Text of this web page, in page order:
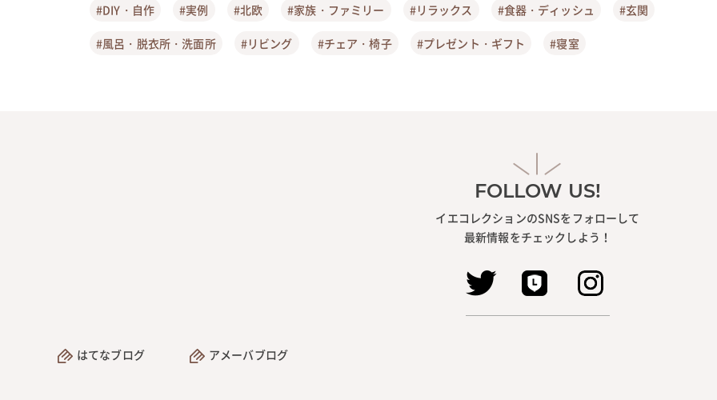
#DIY・自作 #実例 #北欧 #家族・ファミリー #リラックス #食器・ディッシュ #玄関
#風呂・脱衣所・洗面所 #リビング #チェア・椅子 #プレゼント・ギフト #寝室
FOLLOW US!
イエコレクションのSNSをフォローして
最新情報をチェックしよう！
はてなブログ アメーバブログ